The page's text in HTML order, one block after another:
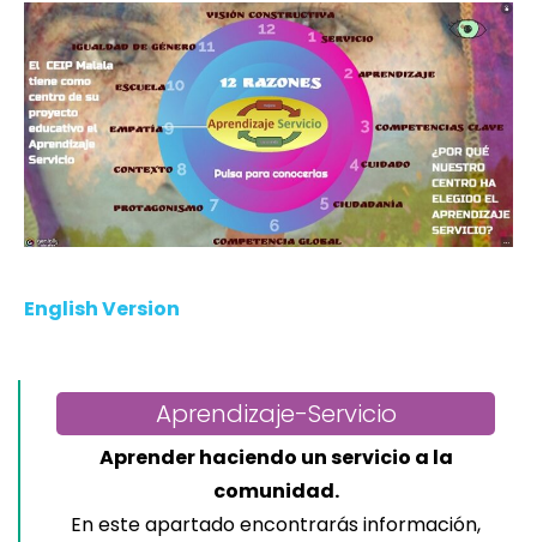
English Version
Aprendizaje-Servicio
Aprender haciendo un servicio a la
comunidad.
En este apartado encontrarás información,